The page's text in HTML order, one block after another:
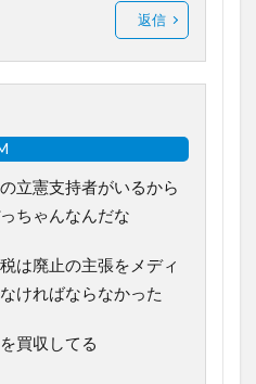
返信
立憲支持者がいるから
ちゃんなんだな
は廃止の主張をメディ
ければならなかった
買収してる